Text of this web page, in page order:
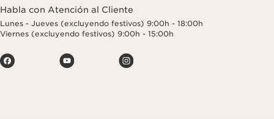
Habla con Atención al Cliente
Lunes - Jueves (excluyendo festivos) 9:00h - 18:00h
Viernes (excluyendo festivos) 9:00h - 15:00h